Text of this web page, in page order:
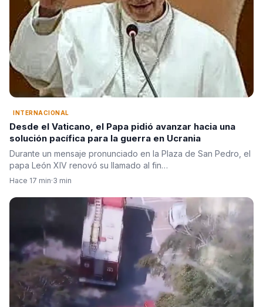
INTERNACIONAL
Desde el Vaticano, el Papa pidió avanzar hacia una
solución pacífica para la guerra en Ucrania
Durante un mensaje pronunciado en la Plaza de San Pedro, el
papa León XIV renovó su llamado al fin…
Hace 17 min·3 min